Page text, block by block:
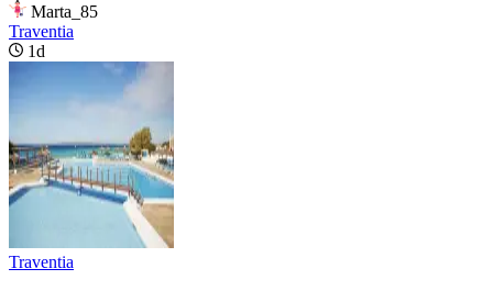
Marta_85
Traventia
1d
Traventia